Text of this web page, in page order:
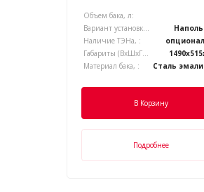
Объем бака, л:
Вариант установки котла, :
Наличие ТЭНа, :
Габариты (ВхШхГ), :
Материал бака, :
В Корзину
Подробнее